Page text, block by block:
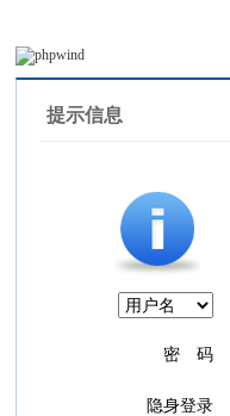
提示信息
密 码
隐身登录